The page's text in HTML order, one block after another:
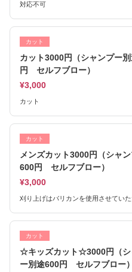
対応不可
カット
カット3000円（シャンプー
円 セルフブロー）
¥3,000
カット
カット
メンズカット3000円（シャン
600円 セルフブロー）
¥3,000
刈り上げはバリカンを使用させてい
カット
☆キッズカット☆3000円（シ
ー別途600円 セルフブロー）